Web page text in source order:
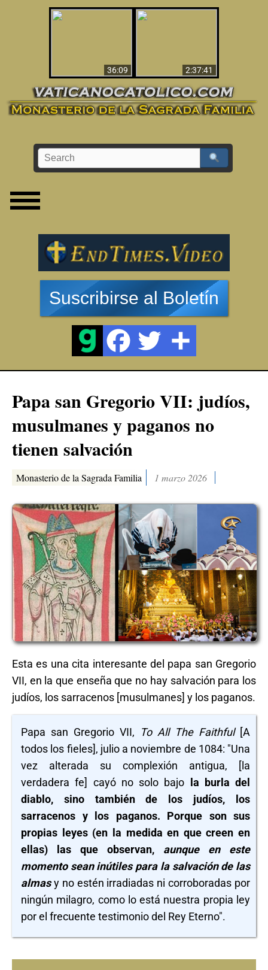
36:09
2:37:41
Suscribirse al Boletín
Papa san Gregorio VII: judíos,
musulmanes y paganos no
tienen salvación
Monasterio de la Sagrada Familia 1 marzo 2026
Esta es una cita interesante del papa san Gregorio
VII, en la que enseña que no hay salvación para los
judíos, los sarracenos [musulmanes] y los paganos.
Papa san Gregorio VII, To All The Faithful[A
todos los fieles], julio a noviembre de 1084: "Una
vez alterada su complexión antigua, [la
verdadera fe] cayó no solo bajo la burla del
diablo, sino también de los judíos, los
sarracenos y los paganos. Porque son sus
propias leyes (en la medida en que creen en
ellas) las que observan, aunque en este
momento sean inútiles para la salvación de las
almasy no estén irradiadas ni corroboradas por
ningún milagro, como lo está nuestra propia ley
por el frecuente testimonio del Rey Eterno".